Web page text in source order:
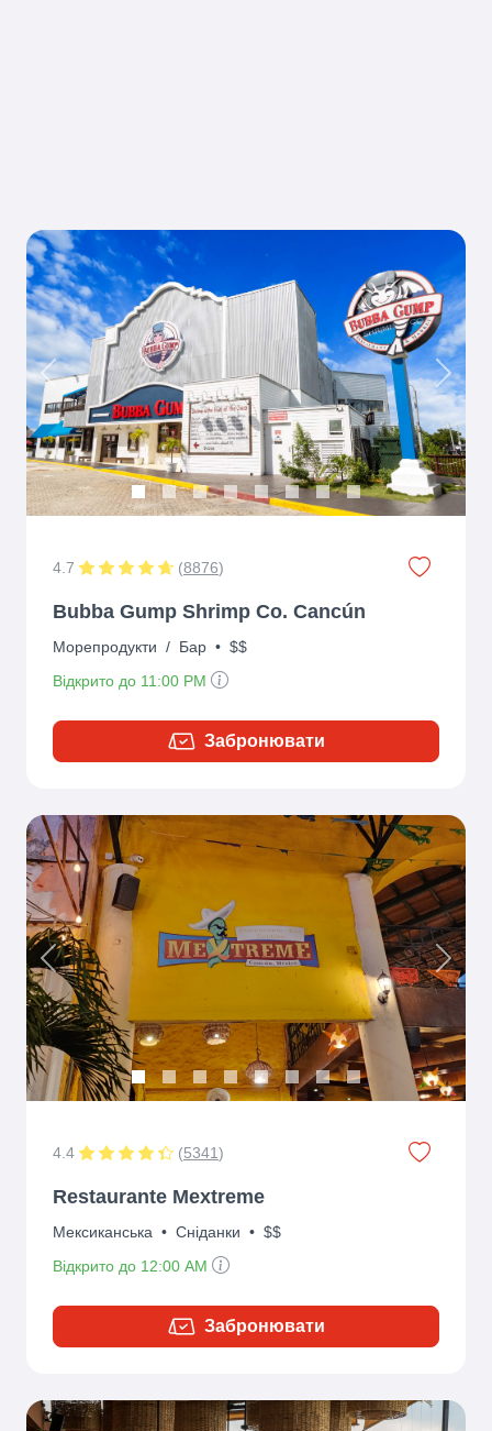
Previous Next
4.7 (8876)
Bubba Gump Shrimp Co. Cancún
Морепродукти / Бар • $$
Відкрито до 11:00 PM
Забронювати
Previous Next
4.4 (5341)
Restaurante Mextreme
Мексиканська • Сніданки • $$
Відкрито до 12:00 AM
Забронювати